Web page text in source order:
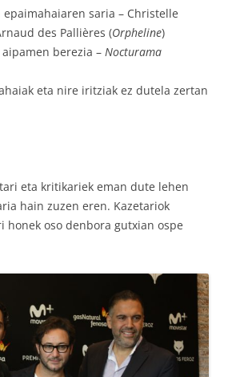
saria – Christelle
des Pallières (Orpheline)
berezia – Nocturama
eta nire iritziak ez dutela zertan
eta kritikariek eman dute lehen
hain zuzen eren. Kazetariok
honek oso denbora gutxian ospe